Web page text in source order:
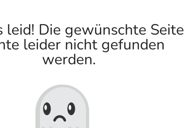
leid! Die gewünschte Seite
leider nicht gefunden
werden.